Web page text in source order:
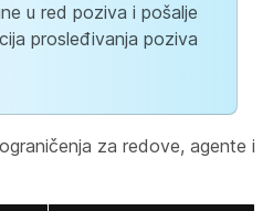
u red poziva i pošalje
prosleđivanja poziva
za redove, agente i